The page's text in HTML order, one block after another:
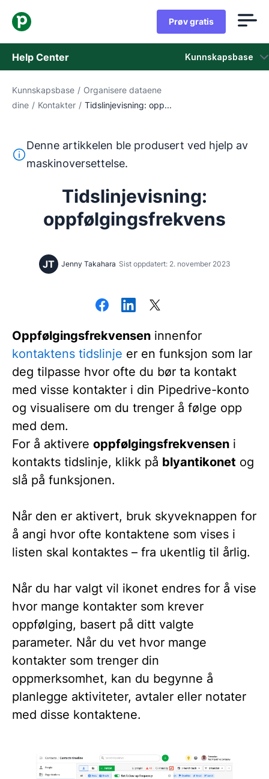
Prøv gratis
Help Center Kunnskapsbase
Kunnskapsbase
Kontakt kundestøtten
Kunnskapsbase / Organisere dataene
dine / Kontakter / Tidslinjevisning: opp...
Denne teksten ble oversatt fra engelsk ved hjelp av et
Denne artikkelen ble produsert ved hjelp av
maskinoversettelse.
Tidslinjevisning:
oppfølgingsfrekvens
JT Jenny Takahara Sist oppdatert: 2. november 2023
Oppfølgingsfrekvensen innenfor
kontaktens tidslinje er en funksjon som lar
deg tilpasse hvor ofte du bør ta kontakt
med visse kontakter i din Pipedrive-konto
og visualisere om du trenger å følge opp
med dem.
For å aktivere oppfølgingsfrekvensen i
kontakts tidslinje, klikk på blyantikonet og
slå på funksjonen.
Når den er aktivert, bruk skyveknappen for
å angi hvor ofte kontaktene som vises i
listen skal kontaktes – fra ukentlig til årlig.
Når du har valgt vil ikonet endres for å vise
hvor mange kontakter som krever
oppfølging, basert på ditt valgte
parameter. Når du vet hvor mange
kontakter som trenger din
oppmerksomhet, kan du begynne å
planlegge aktiviteter, avtaler eller notater
med disse kontaktene.